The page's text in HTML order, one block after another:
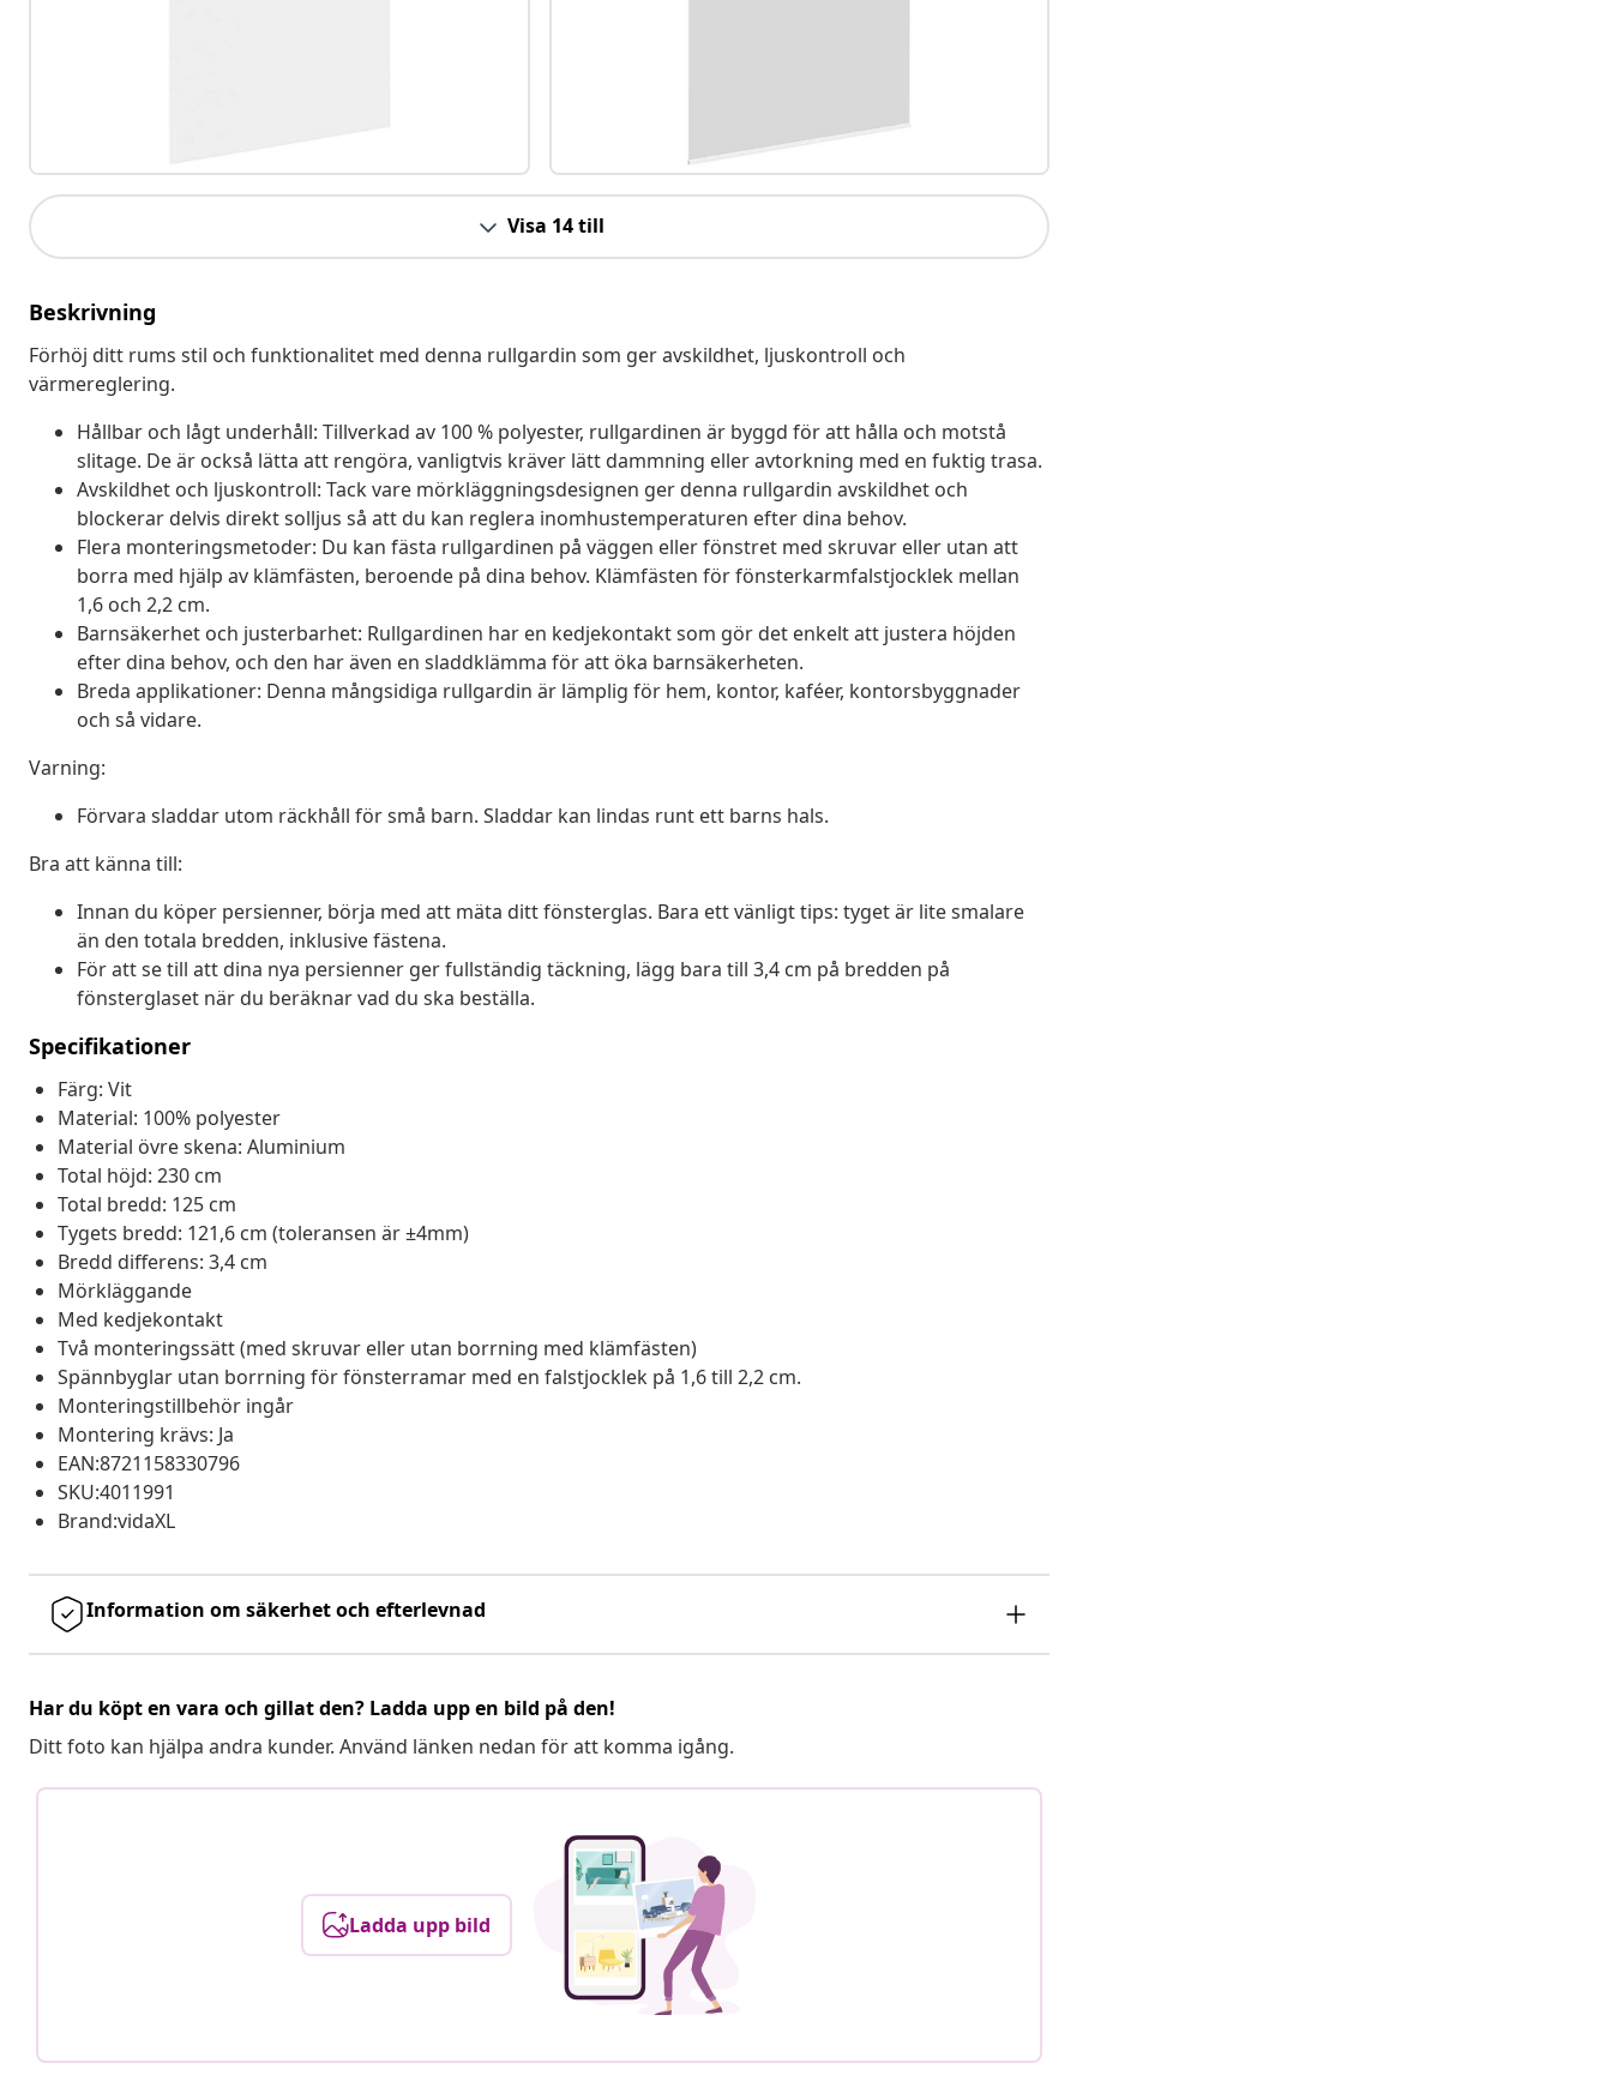
Visa 14 till
Beskrivning
Förhöj ditt rums stil och funktionalitet med denna rullgardin som ger avskildhet, ljuskontroll och
värmereglering.
Hållbar och lågt underhåll: Tillverkad av 100 % polyester, rullgardinen är byggd för att hålla och motstå
slitage. De är också lätta att rengöra, vanligtvis kräver lätt dammning eller avtorkning med en fuktig trasa.
Avskildhet och ljuskontroll: Tack vare mörkläggningsdesignen ger denna rullgardin avskildhet och
blockerar delvis direkt solljus så att du kan reglera inomhustemperaturen efter dina behov.
Flera monteringsmetoder: Du kan fästa rullgardinen på väggen eller fönstret med skruvar eller utan att
borra med hjälp av klämfästen, beroende på dina behov. Klämfästen för fönsterkarmfalstjocklek mellan
1,6 och 2,2 cm.
Barnsäkerhet och justerbarhet: Rullgardinen har en kedjekontakt som gör det enkelt att justera höjden
efter dina behov, och den har även en sladdklämma för att öka barnsäkerheten.
Breda applikationer: Denna mångsidiga rullgardin är lämplig för hem, kontor, kaféer, kontorsbyggnader
och så vidare.
Varning:
Förvara sladdar utom räckhåll för små barn. Sladdar kan lindas runt ett barns hals.
Bra att känna till:
Innan du köper persienner, börja med att mäta ditt fönsterglas. Bara ett vänligt tips: tyget är lite smalare
än den totala bredden, inklusive fästena.
För att se till att dina nya persienner ger fullständig täckning, lägg bara till 3,4 cm på bredden på
fönsterglaset när du beräknar vad du ska beställa.
Specifikationer
Färg: Vit
Material: 100% polyester
Material övre skena: Aluminium
Total höjd: 230 cm
Total bredd: 125 cm
Tygets bredd: 121,6 cm (toleransen är ±4mm)
Bredd differens: 3,4 cm
Mörkläggande
Med kedjekontakt
Två monteringssätt (med skruvar eller utan borrning med klämfästen)
Spännbyglar utan borrning för fönsterramar med en falstjocklek på 1,6 till 2,2 cm.
Monteringstillbehör ingår
Montering krävs: Ja
EAN:8721158330796
SKU:4011991
Brand:vidaXL
Information om säkerhet och efterlevnad
Har du köpt en vara och gillat den? Ladda upp en bild på den!
Ditt foto kan hjälpa andra kunder. Använd länken nedan för att komma igång.
Ladda upp bild